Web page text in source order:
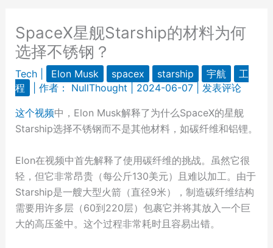
SpaceX星舰Starship的材料为何
选择不锈钢？
Tech| Elon Musk spacex starship 宇航
工
程
| 作者： NullThought 2024-06-07 发表评论
这个视频中，Elon Musk解释了为什么SpaceX的星舰
Starship选择不锈钢而不是其他材料，如碳纤维和铝锂。
Elon在视频中首先解释了使用碳纤维的挑战。虽然它很
轻，但它非常昂贵（每公斤130美元）且难以加工。由于
Starship是一艘大型火箭（直径9米），制造碳纤维结构
需要用许多层（60到220层）包裹它并将其放入一个巨
大的高压釜中。这个过程非常耗时且容易出错。